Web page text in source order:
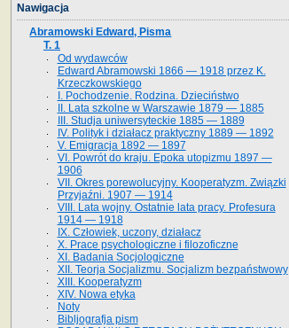
Nawigacja
Abramowski Edward, Pisma
T. 1
Od wydawców
Edward Abramowski 1866 — 1918 przez K.
Krzeczkowskiego
I. Pochodzenie. Rodzina. Dzieciństwo
II. Lata szkolne w Warszawie 1879 — 1885
III. Studja uniwersyteckie 1885 — 1889
IV. Polityk i działacz praktyczny 1889 — 1892
V. Emigracja 1892 — 1897
VI. Powrót do kraju. Epoka utopizmu 1897 —
1906
VII. Okres porewolucyjny. Kooperatyzm. Związki
Przyjaźni. 1907 — 1914
VIII. Lata wojny. Ostatnie lata pracy. Profesura
1914 — 1918
IX. Człowiek, uczony, działacz
X. Prace psychologiczne i filozoficzne
XI. Badania Socjologiczne
XII. Teorja Socjalizmu. Socjalizm bezpaństwowy
XIII. Kooperatyzm
XIV. Nowa etyka
Noty
Bibljografja pism